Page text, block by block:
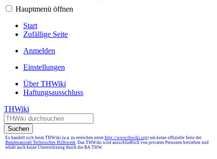
Hauptmenü öffnen
Start
Zufällige Seite
Anmelden
Einstellungen
Über THWiki
Haftungsausschluss
THWiki
Suchen
Es handelt sich beim THWiki (u.a. zu erreichen unter http://www.thwiki.org) um keine offizielle Seite der
Bundesanstalt Technisches Hilfswerk. Das THWiki wird ausschließlich von privaten Personen betrieben und
erhält auch keine Unterstützung durch die BA THW.